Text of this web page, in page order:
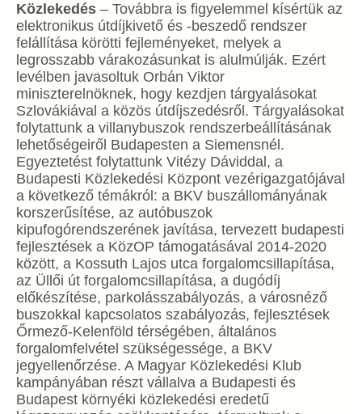
Közlekedés – Továbbra is figyelemmel kísértük az
elektronikus útdíjkivető és -beszedő rendszer
felállítása körötti fejleményeket, melyek a
legrosszabb várakozásunkat is alulmúlják. Ezért
levélben javasoltuk Orbán Viktor
miniszterelnöknek, hogy kezdjen tárgyalásokat
Szlovákiával a közös útdíjszedésről. Tárgyalásokat
folytattunk a villanybuszok rendszerbeállításának
lehetőségeiről Budapesten a Siemensnél.
Egyeztetést folytattunk Vitézy Dáviddal, a
Budapesti Közlekedési Központ vezérigazgatójával
a következő témákról: a BKV buszállományának
korszerűsítése, az autóbuszok
kipufogórendszerének javítása, tervezett budapesti
fejlesztések a KözOP támogatásával 2014-2020
között, a Kossuth Lajos utca forgalomcsillapítása,
az Üllői út forgalomcsillapítása, a dugódíj
előkészítése, parkolásszabályozás, a városnéző
buszokkal kapcsolatos szabályozás, fejlesztések
Őrmező-Kelenföld térségében, általános
forgalomfelvétel szükségessége, a BKV
jegyellenőrzése. A Magyar Közlekedési Klub
kampányában részt vállalva a Budapesti és
Budapest környéki közlekedési eredetű